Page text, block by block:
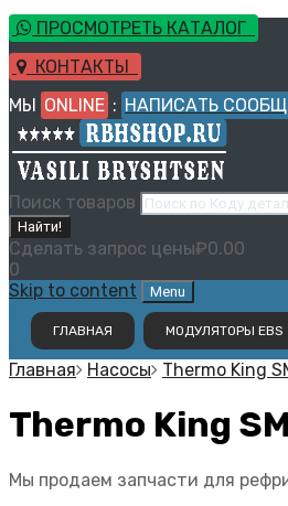
ПРОСМОТРЕТЬ КАТАЛОГ
КОНТАКТЫ
МЫ ONLINE : НАПИСАТЬ
Поиск товаров
Найти!
Сделать запрос цены₽0.00
0
Skip to content
Menu
ГЛАВНАЯ МОДУЛЯТОРЫ EBS
Главная Насосы Thermo King
Thermo King
Мы продаем запчасти для